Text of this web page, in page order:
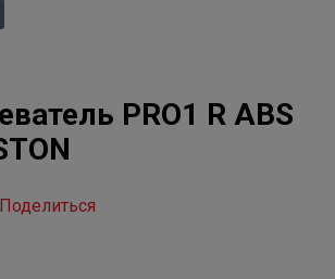
PRO1 R ABS
Поделиться